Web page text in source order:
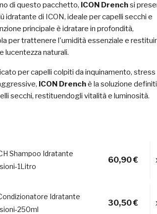
di questo pacchetto, ICON Drenchsi
idratante di ICON, ideale per capelli secchi e
principale è idratare in profondità,
per trattenere l'umidità essenziale e
lucentezza naturali.
per capelli colpiti da inquinamento, stress
ICON Drenchè la soluzione
secchi, restituendogli vitalità e luminosità.
Shampoo Idratante
1Litro
60,90 €
Idratante
250ml
30,50 €